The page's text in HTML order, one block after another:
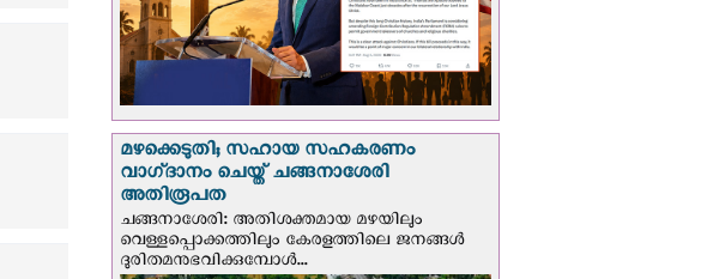
മഴക്കെടുതി; സഹായ സഹകരണം
വാഗ്‌ദാനം ചെയ്ത് ചങ്ങനാശേരി
അതിരൂപത
ചങ്ങനാശേരി: അതിശക്തമായ മഴയിലും
വെള്ളപ്പൊക്കത്തിലും കേരളത്തിലെ ജനങ്ങൾ
ദുരിതമനുഭവിക്കുമ്പോൾ...